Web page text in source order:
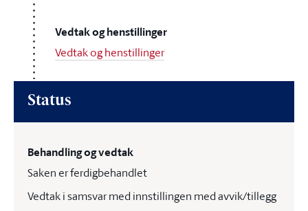
Vedtak og henstillinger
Vedtak og henstillinger
Status
Behandling og vedtak
Saken er ferdigbehandlet
Vedtak i samsvar med innstillingen med avvik/tillegg